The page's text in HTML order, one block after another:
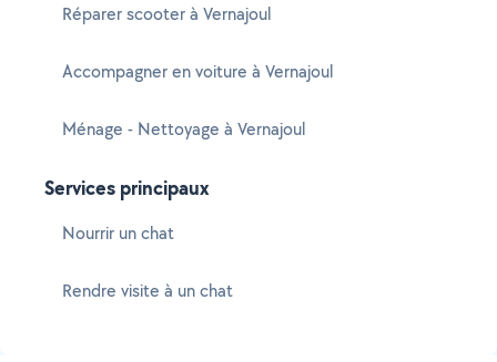
Réparer scooter à Vernajoul
Accompagner en voiture à Vernajoul
Ménage - Nettoyage à Vernajoul
Services principaux
Nourrir un chat
Rendre visite à un chat